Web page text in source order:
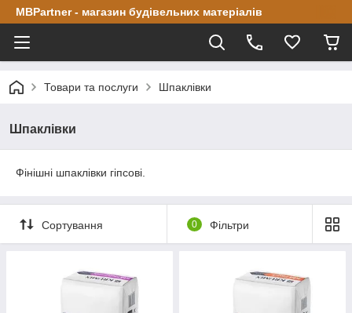
MBPartner - магазин будівельних матеріалів
Товари та послуги Шпаклівки
Шпаклівки
Фінішні шпаклівки гіпсові.
Сортування 0 Фільтри